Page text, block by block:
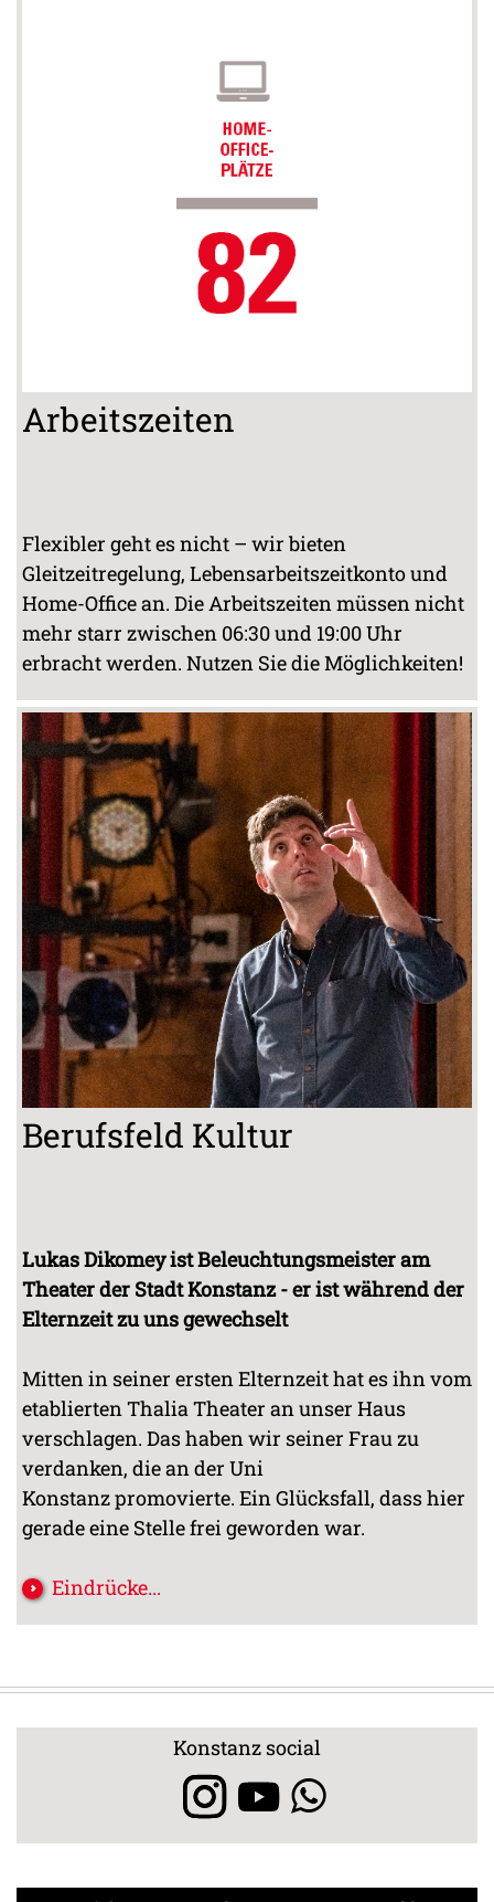
Arbeitszeiten
Flexibler geht es nicht – wir bieten
Gleitzeitregelung, Lebensarbeitszeitkonto und
Home-Office an. Die Arbeitszeiten müssen nicht
mehr starr zwischen 06:30 und 19:00 Uhr
erbracht werden. Nutzen Sie die Möglichkeiten!
Berufsfeld Kultur
Lukas Dikomey ist Beleuchtungsmeister am
Theater der Stadt Konstanz - er ist während der
Elternzeit zu uns gewechselt
Mitten in seiner ersten Elternzeit hat es ihn vom
etablierten Thalia Theater an unser Haus
verschlagen. Das haben wir seiner Frau zu
verdanken, die an der Uni
Konstanz promovierte. Ein Glücksfall, dass hier
gerade eine Stelle frei geworden war.
Eindrücke...
Konstanz social